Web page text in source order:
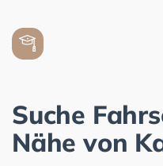
Suche
Nähe von